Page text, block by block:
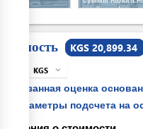
прибыль формы
Стоимость KGS 20,899.34
KGS expand_more
Указанная оценка
параметры подсчета на